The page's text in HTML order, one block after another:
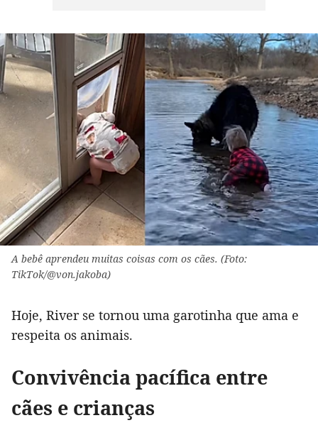
A bebê aprendeu muitas coisas com os cães. (Foto:
TikTok/@von.jakoba)
Hoje, River se tornou uma garotinha que ama e
respeita os animais.
Convivência pacífica entre
cães e crianças